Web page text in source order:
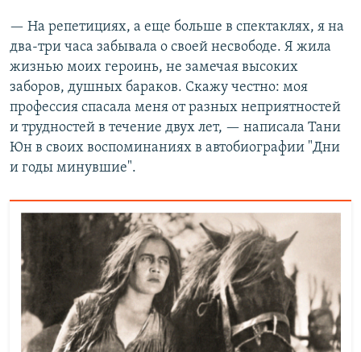
— На репетициях, а еще больше в спектаклях, я на
два-три часа забывала о своей несвободе. Я жила
жизнью моих героинь, не замечая высоких
заборов, душных бараков. Скажу честно: моя
профессия спасала меня от разных неприятностей
и трудностей в течение двух лет, — написала Тани
Юн в своих воспоминаниях в автобиографии "Дни
и годы минувшие".